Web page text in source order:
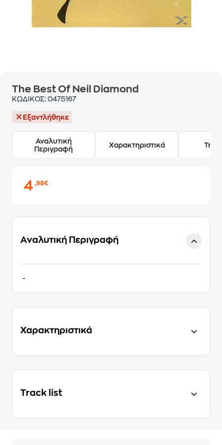
The Best Of Neil Diamond
ΚΩΔΙΚΟΣ: 0475167
Εξαντλήθηκε
Αναλυτική
Περιγραφή
Χαρακτηριστικά
4,98€
Αναλυτική Περιγραφή
-
Χαρακτηριστικά
Track list